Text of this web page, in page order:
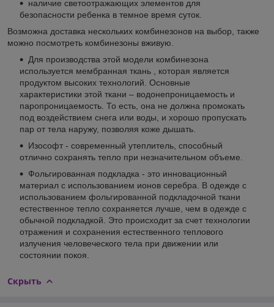
наличие светоотражающих элементов для
безопасности ребенка в темное время суток.
Возможна доставка нескольких комбинезонов на выбор, также
можно посмотреть комбинезоны вживую.
Для производства этой модели комбинезона
используется мембранная ткань , которая является
продуктом высоких технологий. Основные
характеристики этой ткани – водонепроницаемость и
паропроницаемость. То есть, она не должна промокать
под воздействием снега или воды, и хорошо пропускать
пар от тела наружу, позволяя коже дышать.
Изософт - современный утеплитель, способный
отлично сохранять тепло при незначительном объеме.
Фольгированная подкладка - это инновационный
материал с использованием ионов серебра. В одежде с
использованием фольгированной подкладочной ткани
естественное тепло сохраняется лучше, чем в одежде с
обычной подкладкой. Это происходит за счет технологии
отражения и сохранения естественного теплового
излучения человеческого тела при движении или
состоянии покоя.
Скрыть